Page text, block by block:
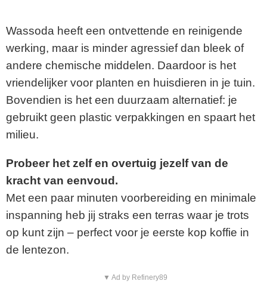
Wassoda heeft een ontvettende en reinigende
werking, maar is minder agressief dan bleek of
andere chemische middelen. Daardoor is het
vriendelijker voor planten en huisdieren in je tuin.
Bovendien is het een duurzaam alternatief: je
gebruikt geen plastic verpakkingen en spaart het
milieu.
Probeer het zelf en overtuig jezelf van de
kracht van eenvoud.
Met een paar minuten voorbereiding en minimale
inspanning heb jij straks een terras waar je trots
op kunt zijn – perfect voor je eerste kop koffie in
de lentezon.
▼ Ad by Refinery89